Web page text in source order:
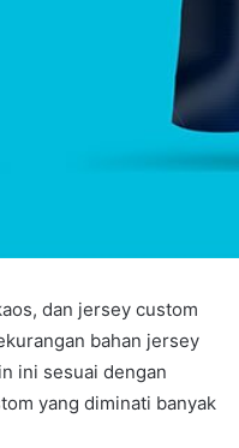
dan jersey custom
bahan jersey
ini sesuai dengan
yang diminati banyak